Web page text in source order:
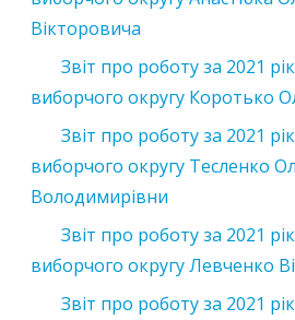
Вікторовича
Звіт про роботу за 2021
виборчого округу Коротько
Звіт про роботу за 2021
виборчого округу Тесленко
Володимирівни
Звіт про роботу за 2021
виборчого округу Левченко
Звіт про роботу за 2021